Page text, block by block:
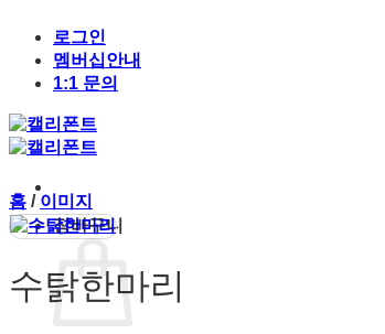
content
로그인
멤버십안내
1:1 문의
장바구니
홈 / 이미지
수탉한마리